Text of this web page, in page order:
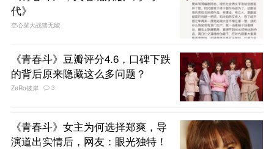
代》
空心菜大战猪无能
《青春斗》豆瓣评分4.6，口碑下跌
的背后原来隐藏这么多问题？
ZeRo彼岸 3
《青春斗》女主为何选择郑爽，导
演道出实情后，网友：眼光独特！